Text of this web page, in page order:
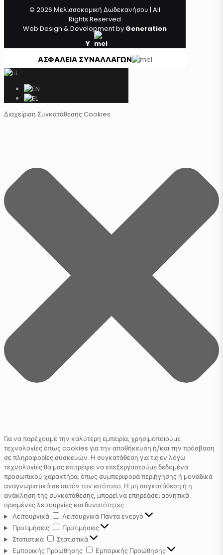
© 2026 Μελισσοκομική Δωδεκανήσου | All
Rights Reserved
Web Design & Development by Generation
Y
ΑΣΦΑΛΕΙΑ ΣΥΝΑΛΛΑΓΩΝ
Διαχείριση Συγκατάθεσης Cookies
Για να παρέχουμε την καλύτερη εμπειρία, χρησιμοποιούμε
τεχνολογίες όπως cookies για την αποθήκευση ή/και την πρόσβαση
σε πληροφορίες συσκευών. Η συγκατάθεση για τις εν λόγω
τεχνολογίες θα μας επιτρέψει να επεξεργαστούμε δεδομένα
προσωπικού χαρακτήρα, όπως συμπεριφορά περιήγησης ή μοναδικά
αναγνωριστικά σε αυτόν τον ιστότοπο. Η μη συγκατάθεση ή η
ανάκληση της συγκατάθεσης, μπορεί να επηρεάσει αρνητικά
ορισμένες λειτουργίες και δυνατότητες.
Λειτουργικά
Λειτουργικά Πάντα ενεργό
Προτιμήσεις
Προτιμήσεις
Στατιστικά
Στατιστικά
Εμπορικής Προώθησης
Εμπορικής Προώθησης